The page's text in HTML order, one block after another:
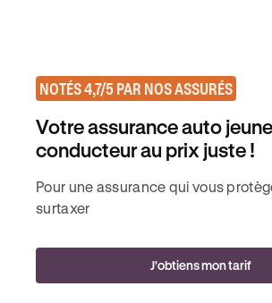
NOTÉS 4,7/5 PAR NOS ASSURÉS
Votre assurance auto jeune
conducteur au prix juste !
Pour une assurance qui vous
surtaxer
J'obtiens mon tarif